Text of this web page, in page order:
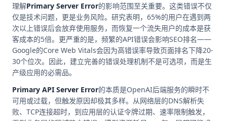
理解Primary Server Error的影响范围至关重要。这类错误不仅
仅是技术问题，更是业务风险。研究表明，65%的用户在遇到两
次以上错误后会放弃使用服务，而恢复一个流失用户的成本是获
客成本的5倍。更严重的是，频繁的API错误会影响SEO排名——
Google的Core Web Vitals会因为高错误率导致页面排名下降20-
30个位次。因此，建立完善的错误处理机制不是可选项，而是生
产级应用的必需品。
Primary API Server Error的本质是OpenAI后端服务的瞬时不
可用或过载，但触发原因却极其多样。从网络层的DNS解析失
败、TCP连接超时，到应用层的认证令牌过期、速率限制触发，